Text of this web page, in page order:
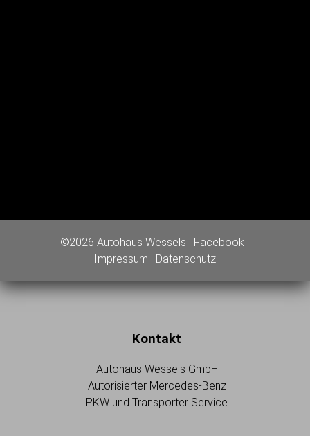
©2026 Autohaus Wessels | Facebook |
Impressum | Datenschutz
Kontakt
Autohaus Wessels GmbH
Autorisierter Mercedes-Benz
PKW und Transporter Service